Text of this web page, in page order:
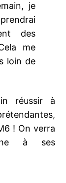
je
des
me
loin de
réussir à
! On verra
à ses